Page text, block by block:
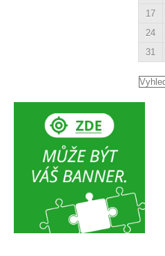
17
24
31